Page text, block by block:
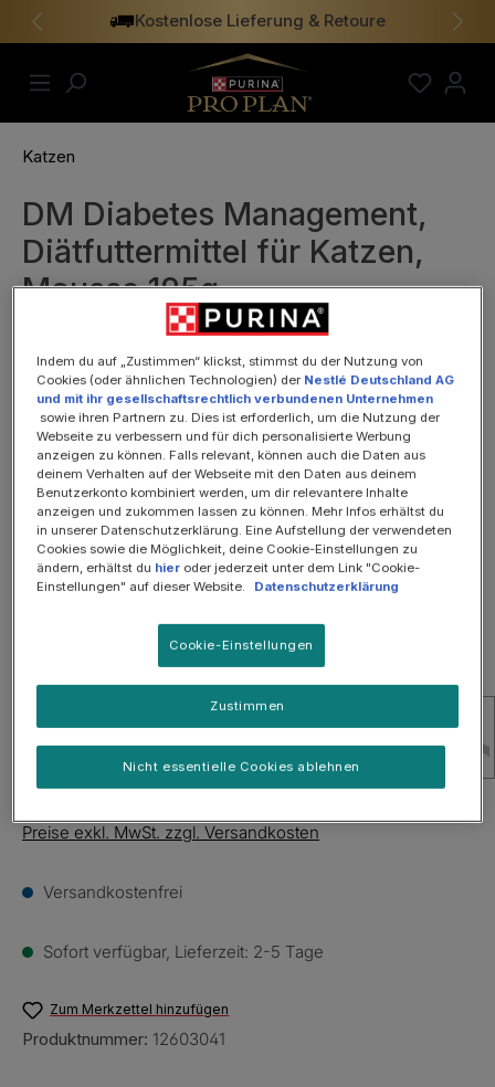
springen Kostenlose Lieferung & Retoure
Vorheriges
Katzen
DM Diabetes Management,
Diätfuttermittel für Katzen,
Mousse 195g
Bildergalerie überspringen
Preise exkl. MwSt. zzgl. Versandkosten
Versandkostenfrei
Sofort verfügbar, Lieferzeit: 2-5 Tage
Zum Merkzettel hinzufügen
Produktnummer: 12603041
Indem du auf „Zustimmen“ klickst, stimmst du der Nutzung von
Cookies (oder ähnlichen Technologien) der Nestlé Deutschland AG
und mit ihr gesellschaftsrechtlich verbundenen Unternehmen
sowie ihren Partnern zu. Dies ist erforderlich, um die Nutzung der
Webseite zu verbessern und für dich personalisierte Werbung
anzeigen zu können. Falls relevant, können auch die Daten aus
deinem Verhalten auf der Webseite mit den Daten aus deinem
Benutzerkonto kombiniert werden, um dir relevantere Inhalte
anzeigen und zukommen lassen zu können. Mehr Infos erhältst du
in unserer Datenschutzerklärung. Eine Aufstellung der verwendeten
Cookies sowie die Möglichkeit, deine Cookie-Einstellungen zu
ändern, erhältst du hier oder jederzeit unter dem Link "Cookie-
Einstellungen" auf dieser Website.
Datenschutzerklärung
Cookie-Einstellungen
Nicht essentielle Cookies ablehnen
Zustimmen